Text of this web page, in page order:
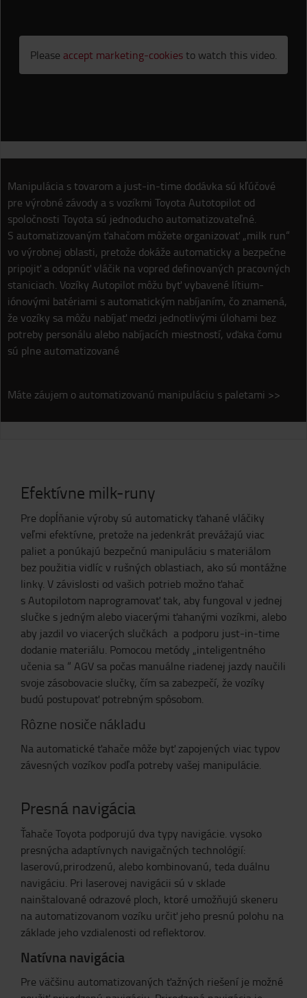
Please accept marketing-cookiesto watch this video.
Manipulácia s tovarom a just-in-time dodávka sú kľúčové
pre výrobné závody a s vozíkmi Toyota Autotopilot od
spoločnosti Toyota sú jednoducho automatizovateľné.
S automatizovaným ťahačom môžete organizovať „milk run“
vo výrobnej oblasti, pretože dokáže automaticky a bezpečne
pripojiť a odopnúť vláčik na vopred definovaných pracovných
staniciach. Vozíky Autopilot môžu byť vybavené lítium-
iónovými batériami s automatickým nabíjaním, čo znamená,
že vozíky sa môžu nabíjať medzi jednotlivými úlohami bez
potreby personálu alebo nabíjacích miestností, vďaka čomu
sú plne automatizované
Máte záujem o automatizovanú manipuláciu s paletami >>
Efektívne milk-runy
Pre dopĺňanie výroby sú automaticky ťahané vláčiky
veľmi efektívne, pretože na jedenkrát prevážajú viac
paliet a ponúkajú bezpečnú manipuláciu s materiálom
bez použitia vidlíc v rušných oblastiach, ako sú montážne
linky. V závislosti od vašich potrieb možno ťahač
s Autopilotom naprogramovať tak, aby fungoval v jednej
slučke s jedným alebo viacerými ťahanými vozíkmi, alebo
aby jazdil vo viacerých slučkách a podporu just-in-time
dodanie materiálu. Pomocou metódy „inteligentného
učenia sa “ AGV sa počas manuálne riadenej jazdy naučili
svoje zásobovacie slučky, čím sa zabezpečí, že vozíky
budú postupovať potrebným spôsobom.
Rôzne nosiče nákladu
Na automatické ťahače môže byť zapojených viac typov
závesných vozíkov podľa potreby vašej manipulácie.
Presná navigácia
Ťahače Toyota podporujú dva typy navigácie. vysoko
presnýcha adaptívnych navigačných technológií:
laserovú,prirodzenú, alebo kombinovanú, teda duálnu
navigáciu. Pri laserovej navigácii sú v sklade
nainštalované odrazové ploch, ktoré umožňujú skeneru
na automatizovanom vozíku určiť jeho presnú polohu na
základe jeho vzdialenosti od reflektorov.
Natívna navigácia
Pre väčšinu automatizovaných ťažných riešení je možné